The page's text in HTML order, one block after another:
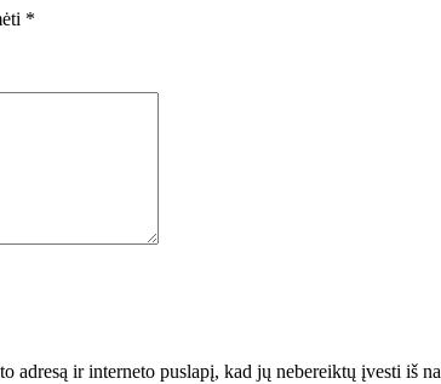
*
adresą ir interneto puslapį, kad jų nebereiktų įvesti iš